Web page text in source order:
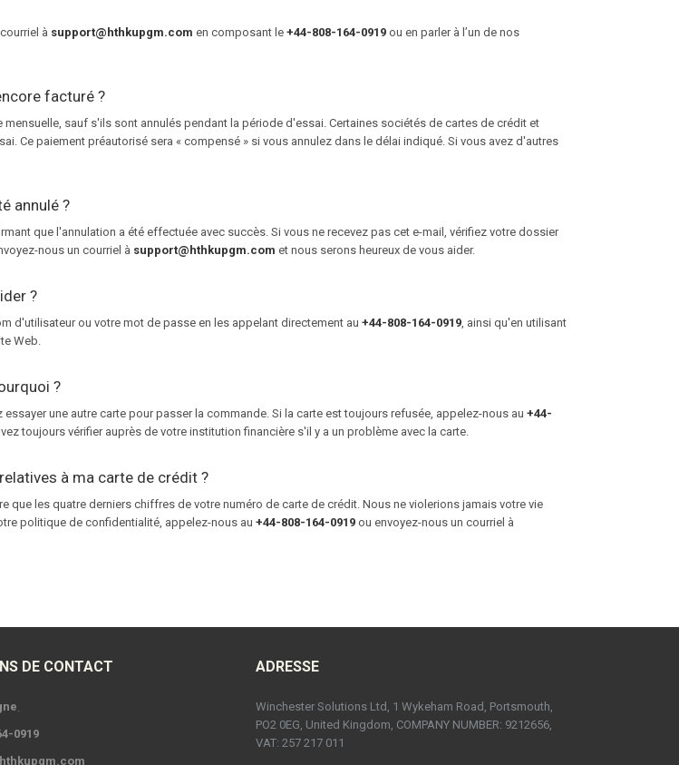
à support@hthkupgm.com en composant le +44-808-164-0919 ou en parler à l’un de nos
facturé ?
sauf s'ils sont annulés pendant la période d'essai. Certaines sociétés de cartes de crédit et
Ce paiement préautorisé sera « compensé » si vous annulez dans le délai indiqué. Si vous avez d'autres
annulé ?
que l'annulation a été effectuée avec succès. Si vous ne recevez pas cet e-mail, vérifiez votre dossier
nous un courriel à support@hthkupgm.com et nous serons heureux de vous aider.
?
d'utilisateur ou votre mot de passe en les appelant directement au +44-808-164-0919, ainsi qu'en utilisant
Web.
?
une autre carte pour passer la commande. Si la carte est toujours refusée, appelez-nous au +44-
toujours vérifier auprès de votre institution financière s'il y a un problème avec la carte.
à ma carte de crédit ?
les quatre derniers chiffres de votre numéro de carte de crédit. Nous ne violerions jamais votre vie
politique de confidentialité, appelez-nous au +44-808-164-0919 ou envoyez-nous un courriel à
DE CONTACT
.
0919
ADRESSE
Winchester Solutions Ltd, 1 Wykeham Road, Portsmouth,
PO2 0EG, United Kingdom, COMPANY NUMBER: 9212656,
VAT: 257 217 011